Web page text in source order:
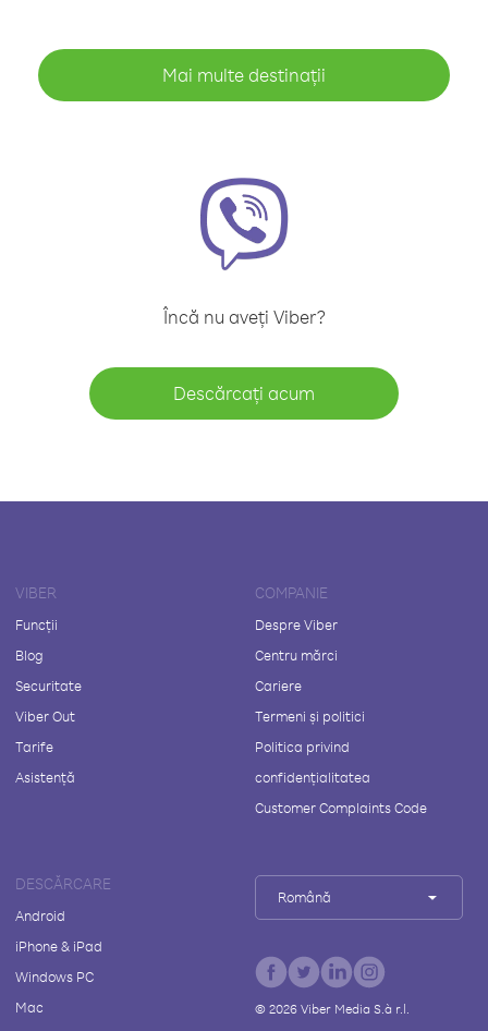
Mai multe destinații
Încă nu aveți Viber?
Descărcați acum
VIBER
Funcții
Blog
Securitate
Viber Out
Tarife
Asistență
COMPANIE
Despre Viber
Centru mărci
Cariere
Termeni și politici
Politica privind
confidențialitatea
Customer Complaints Code
DESCĂRCARE
Android
iPhone & iPad
Windows PC
Mac
Română
© 2026Viber Media S.à r.l.